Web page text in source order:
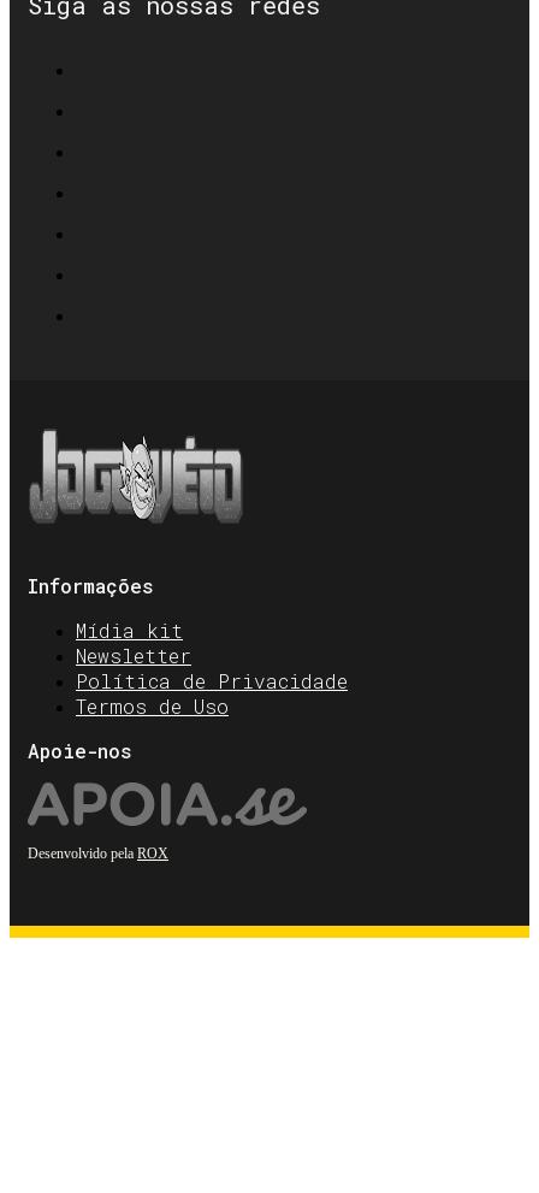
Informações
Mídia kit
Newsletter
Política de Privacidade
Termos de Uso
Apoie-nos
Desenvolvido pela ROX